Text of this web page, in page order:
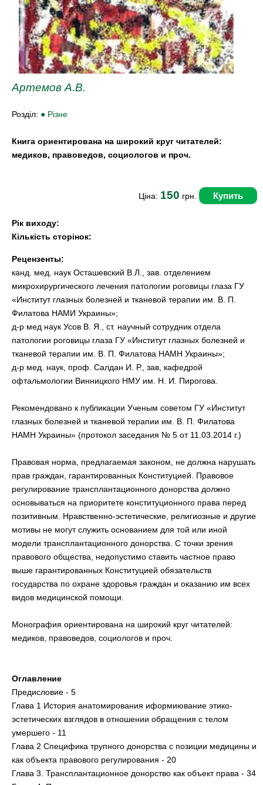
Артемов А.В.
Розділ: ● Різне
Книга ориентирована на широкий круг читателей:
медиков, правоведов, социологов и проч.
Ціна: 150 грн. Купить
Рік виходу:
Кількість сторінок:
Рецензенты:
канд. мед. наук Осташевский В.Л., зав. отделением
микрохирургического лечения патологии роговицы глаза ГУ
«Институт глазных болезней и тканевой терапии им. В. П.
Филатова НАМИ Украины»;
д-р мед наук Усов В. Я., ст. научный сотрудник отдела
патологии роговицы глаза ГУ «Институт глазных болезней и
тканевой терапии им. В. П. Филатова НАМН Украины»;
д-р мед. наук, проф. Салдан И. Р., зав, кафедрой
офтальмологии Винницкого НМУ им. Н. И. Пирогова.
Рекомендовано к публикации Ученым советом ГУ «Институт
глазных болезней и тканевой терапии им. В. П. Филатова
НАМН Украины» (протокол заседания № 5 от 11.03.2014 г.)
Правовая норма, предлагаемая законом, не должна нарушать
прав граждан, гарантированных Конституцией. Правовое
регулирование трансплантационного донорства должно
основываться на приоритете конституционного права перед
позитивным. Нравственно-эстетические, религиозные и другие
мотивы не могут служить основанием для той или иной
модели трансплантационного донорства. С точки зрения
правового общества, недопустимо ставить частное право
выше гарантированных Конституцией обязательств
государства по охране здоровья граждан и оказанию им всех
видов медицинской помощи.
Монография ориентирована на широкий круг читателей:
медиков, правоведов, социологов и проч.
Оглавление
Предисловие - 5
Глава 1 История анатомирования иформиювание этико-
эстетических взглядов в отношении обращения с телом
умершего - 11
Глава 2 Специфика трупного донорства с позиции медицины и
как объекта правового регулирования - 20
Глава 3. Трансплантационное донорство как объект права - 34